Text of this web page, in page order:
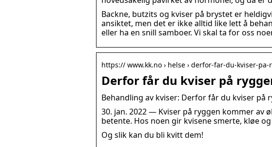
Backne, butzits og kviser på brystet er
ansiktet, men det er ikke alltid like lett å
eller ha en snill samboer. Vi skal ta for oss
https:// www.kk.no › helse › derfor-far-du-kviser-pa-
Derfor får du kviser på
Behandling av kviser: Derfor får du kviser på
30. jan. 2022 — Kviser på ryggen kommer
betente. Hos noen gir kvisene smerte, kløe
Og slik kan du bli kvitt dem!